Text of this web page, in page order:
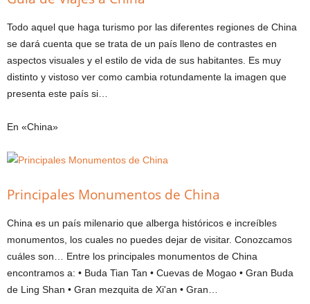
Todo aquel que haga turismo por las diferentes regiones de China
se dará cuenta que se trata de un país lleno de contrastes en
aspectos visuales y el estilo de vida de sus habitantes. Es muy
distinto y vistoso ver como cambia rotundamente la imagen que
presenta este país si…
En «China»
Principales Monumentos de China
China es un país milenario que alberga históricos e increíbles
monumentos, los cuales no puedes dejar de visitar. Conozcamos
cuáles son… Entre los principales monumentos de China
encontramos a: • Buda Tian Tan • Cuevas de Mogao • Gran Buda
de Ling Shan • Gran mezquita de Xi'an • Gran…